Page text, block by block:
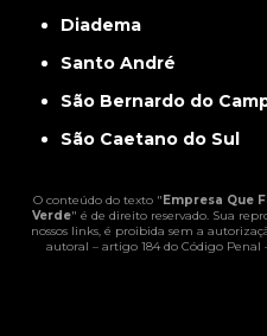
Diadema
Santo André
São Bernardo do
São Caetano do Sul
O conteúdo do texto "Empresa Que
Verde" é de direito reservado. Sua
nossos links, é proibida sem a
autoral – artigo 184 do Código Penal